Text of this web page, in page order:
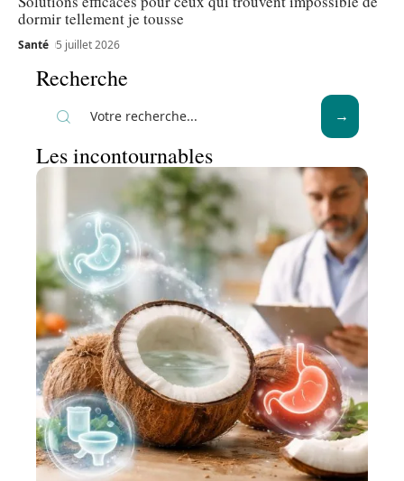
dormir tellement je tousse
Santé 5 juillet 2026
Recherche
Les incontournables